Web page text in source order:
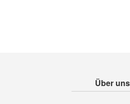
Über uns